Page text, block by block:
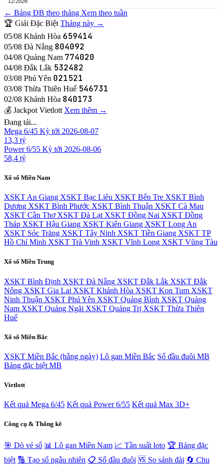
← Bảng ĐB theo tháng Xem theo tuần
🏆 Giải Đặc Biệt Tháng này →
05/08 Khánh Hòa 659414
05/08 Đà Nẵng 804092
04/08 Quảng Nam 774020
04/08 Đắk Lắk 532482
03/08 Phú Yên 021521
03/08 Thừa Thiên Huế 546731
02/08 Khánh Hòa 840173
💰 Jackpot Vietlott Xem thêm →
Đang tải...
Mega 6/45 Kỳ tới 2026-08-07
13,3 tỷ
Power 6/55 Kỳ tới 2026-08-06
58,4 tỷ
Xổ số Miền Nam
XSKT An Giang XSKT Bạc Liêu XSKT Bến Tre XSKT Bình
Dương XSKT Bình Phước XSKT Bình Thuận XSKT Cà Mau
XSKT Cần Thơ XSKT Đà Lạt XSKT Đồng Nai XSKT Đồng
Tháp XSKT Hậu Giang XSKT Kiên Giang XSKT Long An
XSKT Sóc Trăng XSKT Tây Ninh XSKT Tiền Giang XSKT TP
Hồ Chí Minh XSKT Trà Vinh XSKT Vĩnh Long XSKT Vũng Tàu
Xổ số Miền Trung
XSKT Bình Định XSKT Đà Nẵng XSKT Đắk Lắk XSKT Đắk
Nông XSKT Gia Lai XSKT Khánh Hòa XSKT Kon Tum XSKT
Ninh Thuận XSKT Phú Yên XSKT Quảng Bình XSKT Quảng
Nam XSKT Quảng Ngãi XSKT Quảng Trị XSKT Thừa Thiên
Huế
Xổ số Miền Bắc
XSKT Miền Bắc (hằng ngày) Lô gan Miền Bắc Sổ đầu đuôi MB
Bảng đặc biệt MB
Vietlott
Kết quả Mega 6/45 Kết quả Power 6/55 Kết quả Max 3D+
Công cụ & Thống kê
🎯 Dò vé số 📊 Lô gan Miền Nam 📈 Tần suất loto 🏆 Bảng đặc
biệt 🔢 Tạo số ngẫu nhiên 📋 Sổ đầu đuôi 🆚 So sánh đài 🔄 Chu